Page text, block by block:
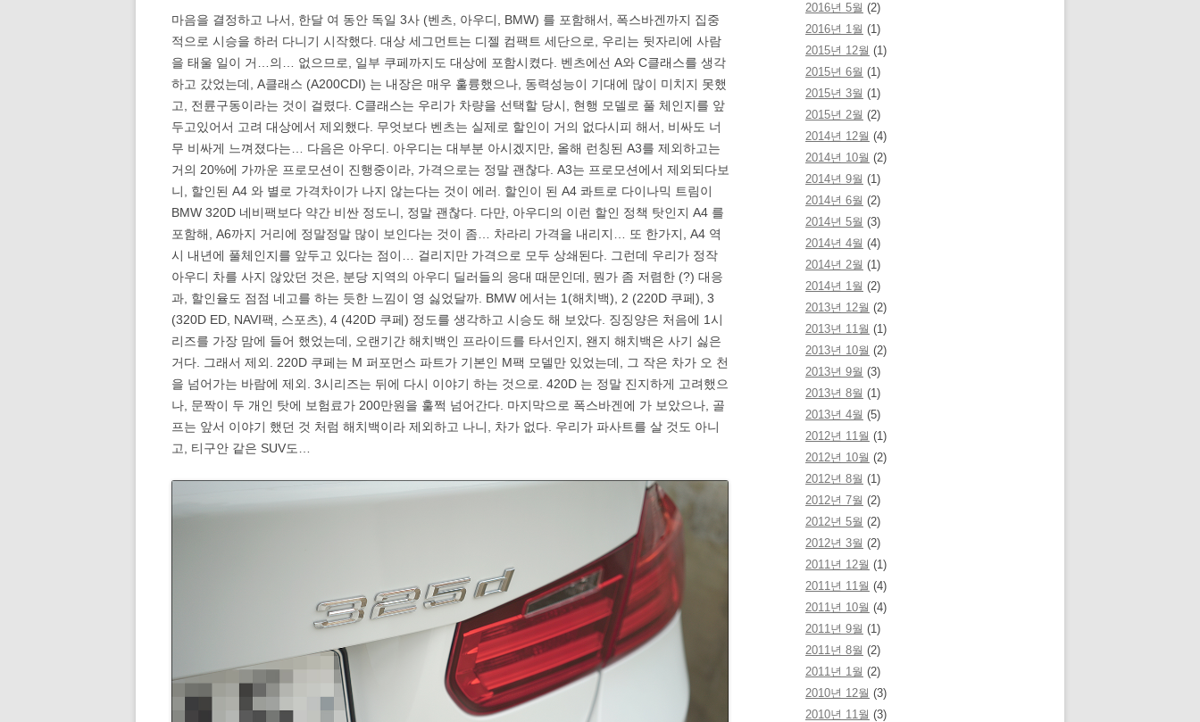
마음을 결정하고 나서, 한달 여 동안 독일 3사 (벤츠, 아우디, BMW) 를 포함해서, 폭스바겐까지 집중
적으로 시승을 하러 다니기 시작했다. 대상 세그먼트는 디젤 컴팩트 세단으로, 우리는 뒷자리에 사람
을 태울 일이 거…의… 없으므로, 일부 쿠페까지도 대상에 포함시켰다. 벤츠에선 A와 C클래스를 생각
하고 갔었는데, A클래스 (A200CDI) 는 내장은 매우 훌륭했으나, 동력성능이 기대에 많이 미치지 못했
고, 전륜구동이라는 것이 걸렸다. C클래스는 우리가 차량을 선택할 당시, 현행 모델로 풀 체인지를 앞
두고있어서 고려 대상에서 제외했다. 무엇보다 벤츠는 실제로 할인이 거의 없다시피 해서, 비싸도 너
무 비싸게 느껴졌다는… 다음은 아우디. 아우디는 대부분 아시겠지만, 올해 런칭된 A3를 제외하고는
거의 20%에 가까운 프로모션이 진행중이라, 가격으로는 정말 괜찮다. A3는 프로모션에서 제외되다보
니, 할인된 A4 와 별로 가격차이가 나지 않는다는 것이 에러. 할인이 된 A4 콰트로 다이나믹 트림이
BMW 320D 네비팩보다 약간 비싼 정도니, 정말 괜찮다. 다만, 아우디의 이런 할인 정책 탓인지 A4 를
포함해, A6까지 거리에 정말정말 많이 보인다는 것이 좀… 차라리 가격을 내리지… 또 한가지, A4 역
시 내년에 풀체인지를 앞두고 있다는 점이… 걸리지만 가격으로 모두 상쇄된다. 그런데 우리가 정작
아우디 차를 사지 않았던 것은, 분당 지역의 아우디 딜러들의 응대 때문인데, 뭔가 좀 저렴한 (?) 대응
과, 할인율도 점점 네고를 하는 듯한 느낌이 영 싫었달까. BMW 에서는 1(해치백), 2 (220D 쿠페), 3
(320D ED, NAVI팩, 스포츠), 4 (420D 쿠페) 정도를 생각하고 시승도 해 보았다. 징징양은 처음에 1시
리즈를 가장 맘에 들어 했었는데, 오랜기간 해치백인 프라이드를 타서인지, 왠지 해치백은 사기 싫은
거다. 그래서 제외. 220D 쿠페는 M 퍼포먼스 파트가 기본인 M팩 모델만 있었는데, 그 작은 차가 오 천
을 넘어가는 바람에 제외. 3시리즈는 뒤에 다시 이야기 하는 것으로. 420D 는 정말 진지하게 고려했으
나, 문짝이 두 개인 탓에 보험료가 200만원을 훌쩍 넘어간다. 마지막으로 폭스바겐에 가 보았으나, 골
프는 앞서 이야기 했던 것 처럼 해치백이라 제외하고 나니, 차가 없다. 우리가 파사트를 살 것도 아니
고, 티구안 같은 SUV도…
2016년 5월 (2)
2016년 1월 (1)
2015년 12월 (1)
2015년 6월 (1)
2015년 3월 (1)
2015년 2월 (2)
2014년 12월 (4)
2014년 10월 (2)
2014년 9월 (1)
2014년 6월 (2)
2014년 5월 (3)
2014년 4월 (4)
2014년 2월 (1)
2014년 1월 (2)
2013년 12월 (2)
2013년 11월 (1)
2013년 10월 (2)
2013년 9월 (3)
2013년 8월 (1)
2013년 4월 (5)
2012년 11월 (1)
2012년 10월 (2)
2012년 8월 (1)
2012년 7월 (2)
2012년 5월 (2)
2012년 3월 (2)
2011년 12월 (1)
2011년 11월 (4)
2011년 10월 (4)
2011년 9월 (1)
2011년 8월 (2)
2011년 1월 (2)
2010년 12월 (3)
2010년 11월 (3)